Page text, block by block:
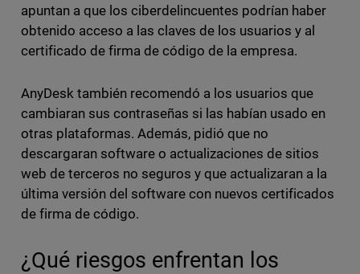
apuntan a que los ciberdelincuentes podrían haber
obtenido acceso a las claves de los usuarios y al
certificado de firma de código de la empresa.
AnyDesk también recomendó a los usuarios que
cambiaran sus contraseñas si las habían usado en
otras plataformas. Además, pidió que no
descargaran software o actualizaciones de sitios
web de terceros no seguros y que actualizaran a la
última versión del software con nuevos certificados
de firma de código.
¿Qué riesgos enfrentan los